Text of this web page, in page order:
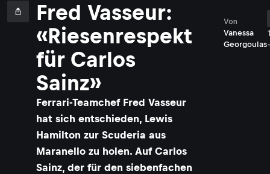
Fred Vasseur:
«Riesenrespekt
für Carlos
Sainz»
Ferrari-Teamchef Fred Vasseur
hat sich entschieden, Lewis
Hamilton zur Scuderia aus
Maranello zu holen. Auf Carlos
Sainz, der für den siebenfachen
Vanessa
Georgoulas
Von